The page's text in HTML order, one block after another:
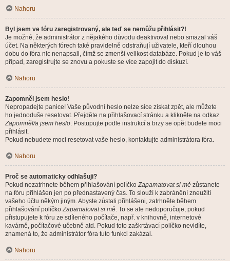
Nahoru
Byl jsem ve fóru zaregistrovaný, ale teď se nemůžu přihlásit?!
Je možné, že administrátor z nějakého důvodu deaktivoval nebo smazal váš
účet. Na některých fórech také pravidelně odstraňují uživatele, kteří dlouhou
dobu do fóra nic nenapsali, čímž se zmenší velikost databáze. Pokud je to váš
případ, zaregistrujte se znovu a pokuste se více zapojit do diskuzí.
Nahoru
Zapomněl jsem heslo!
Nepropadejte panice! Vaše původní heslo nelze sice získat zpět, ale můžete
ho jednoduše resetovat. Přejděte na přihlašovací stránku a klikněte na odkaz
Zapomněl/a jsem heslo. Postupujte podle instrukcí a brzy se opět budete moci
přihlásit.
Pokud nebudete moci resetovat vaše heslo, kontaktujte administrátora fóra.
Nahoru
Proč se automaticky odhlašuji?
Pokud nezatrhnete během přihlašování políčkoZapamatovat si mě zůstanete
na fóru přihlášen jen po přednastavený čas. To slouží k zabránění zneužití
vašeho účtu někým jiným. Abyste zůstali přihlášeni, zatrhněte během
přihlašování políčkoZapamatovat si mě. To se ale nedoporučuje, pokud
přistupujete k fóru ze sdíleného počítače, např. v knihovně, internetové
kavárně, počítačové učebně atd. Pokud toto zaškrtávací políčko nevidíte,
znamená to, že administrátor fóra tuto funkci zakázal.
Nahoru